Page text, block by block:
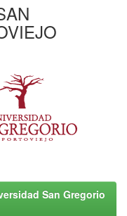
San Gregorio